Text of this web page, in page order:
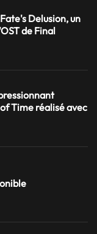
Delusion, un
de Final
Time réalisé avec